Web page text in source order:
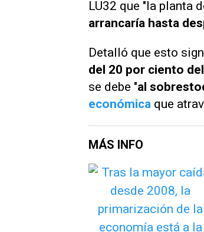
LU32 que "la planta
arrancaría hasta
Detalló que esto
del 20 por ciento
se debe "al
económica que
MÁS INFO